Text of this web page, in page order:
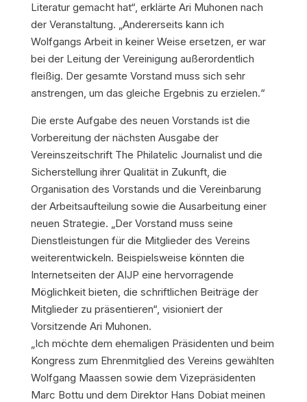
Literatur gemacht hat“, erklärte Ari Muhonen nach
der Veranstaltung. „Andererseits kann ich
Wolfgangs Arbeit in keiner Weise ersetzen, er war
bei der Leitung der Vereinigung außerordentlich
fleißig. Der gesamte Vorstand muss sich sehr
anstrengen, um das gleiche Ergebnis zu erzielen.“
Die erste Aufgabe des neuen Vorstands ist die
Vorbereitung der nächsten Ausgabe der
Vereinszeitschrift The Philatelic Journalist und die
Sicherstellung ihrer Qualität in Zukunft, die
Organisation des Vorstands und die Vereinbarung
der Arbeitsaufteilung sowie die Ausarbeitung einer
neuen Strategie. „Der Vorstand muss seine
Dienstleistungen für die Mitglieder des Vereins
weiterentwickeln. Beispielsweise könnten die
Internetseiten der AIJP eine hervorragende
Möglichkeit bieten, die schriftlichen Beiträge der
Mitglieder zu präsentieren“, visioniert der
Vorsitzende Ari Muhonen.
„Ich möchte dem ehemaligen Präsidenten und beim
Kongress zum Ehrenmitglied des Vereins gewählten
Wolfgang Maassen sowie dem Vizepräsidenten
Marc Bottu und dem Direktor Hans Dobiat meinen